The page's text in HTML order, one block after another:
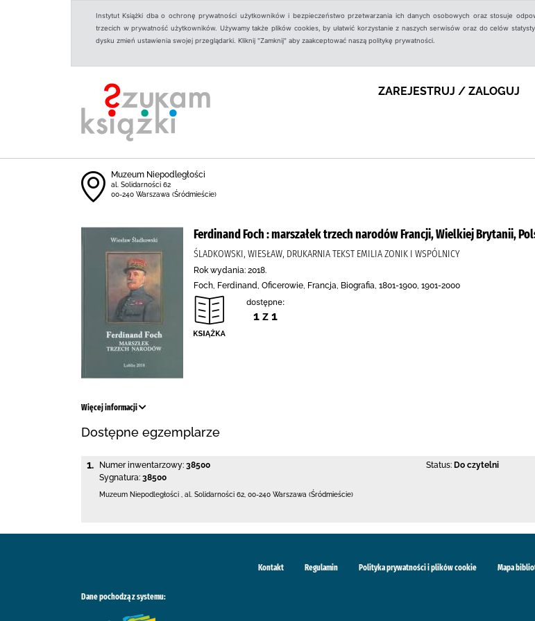
Instytut Książki dba o ochronę prywatności użytkowników i bezpieczeństwo przetwarzania ich danych osobowych oraz stosuje
trzecich w prywatność użytkowników. Używamy także plików cookies, by ułatwić korzystanie z naszych serwisów oraz do celów
dysku zmień ustawienia swojej przeglądarki. Kliknij "Zamknij" aby zaakceptować naszą politykę prywatności.
ZAREJESTRUJ / ZALOGUJ
Muzeum Niepodległości
al. Solidarności 62
00-240 Warszawa (Śródmieście)
Ferdinand Foch : marszałek trzech narodów Francji, Wielkiej Brytanii,
ŚLADKOWSKI, WIESŁAW, DRUKARNIA TEKST EMILIA ZONIK I WSPÓLNICY
Rok wydania: 2018.
Foch, Ferdinand, Oficerowie, Francja, Biografia, 1801-1900, 1901-2000
dostępne:
1 z 1
Więcej informacji
Dostępne egzemplarze
1. Numer inwentarzowy: 38500
Sygnatura: 38500
Status: Do czytelni
Muzeum Niepodległości al. Solidarności 62 00-240 Warszawa (Śródmieście)
Kontakt Regulamin Polityka prywatności i plików cookie Mapa
Dane pochodzą z systemu: